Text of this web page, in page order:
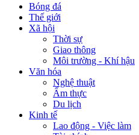
Bóng đá
Thế giới
Xã hội
Thời sự
Giao thông
Môi trường - Khí hậu
Văn hóa
Nghệ thuật
Ẩm thực
Du lịch
Kinh tế
Lao động - Việc làm